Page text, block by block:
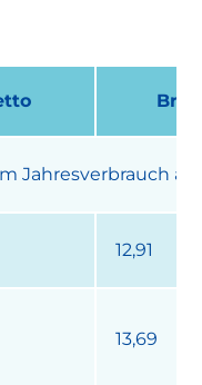
Jahresverbrauch
12,91
13,69